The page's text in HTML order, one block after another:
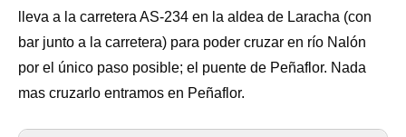
lleva a la carretera AS-234 en la aldea de Laracha (con
bar junto a la carretera) para poder cruzar en río Nalón
por el único paso posible; el puente de Peñaflor. Nada
mas cruzarlo entramos en Peñaflor.